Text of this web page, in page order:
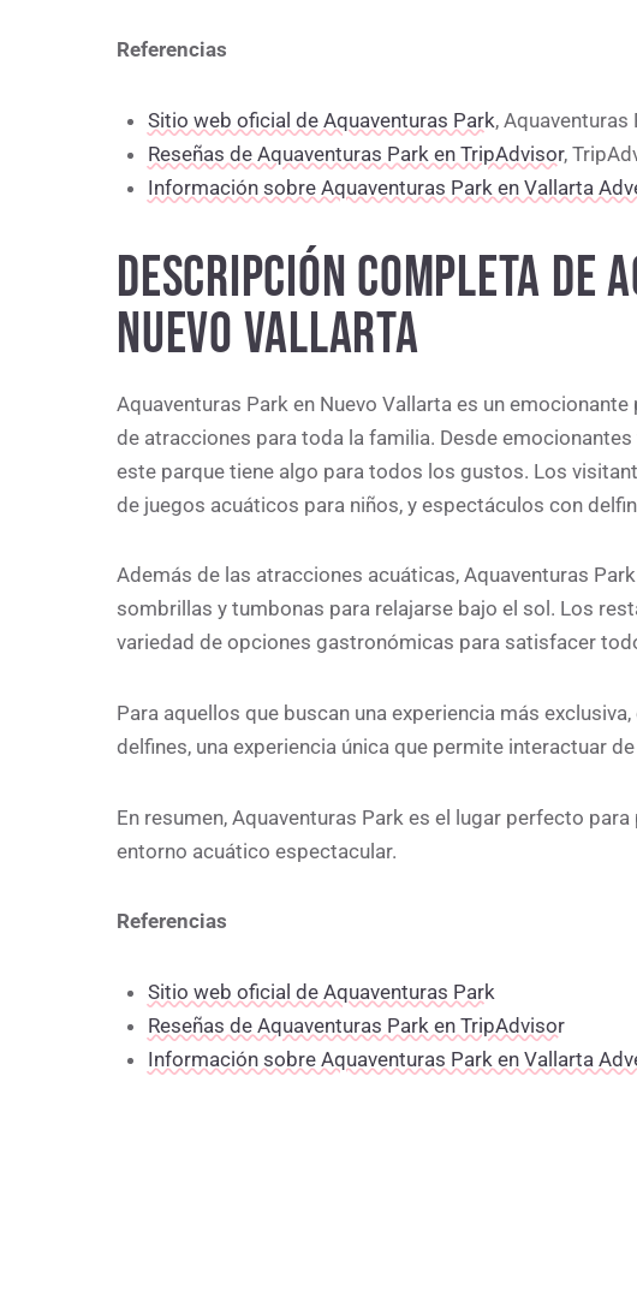
Referencias
Sitio web oficial de Aquaventuras Park, Aquaventuras
Reseñas de Aquaventuras Park en TripAdvisor,
Información sobre Aquaventuras Park en Vallarta
DESCRIPCIÓN COMPLETA DE
NUEVO VALLARTA
Aquaventuras Park en Nuevo Vallarta es un
de atracciones para toda la familia. Desde
este parque tiene algo para todos los gustos. Los
de juegos acuáticos para niños, y espectáculos con
Además de las atracciones acuáticas, Aquaventuras
sombrillas y tumbonas para relajarse bajo el sol. Los
variedad de opciones gastronómicas para satisfacer
Para aquellos que buscan una experiencia más
delfines, una experiencia única que permite interactuar
En resumen, Aquaventuras Park es el lugar perfecto
entorno acuático espectacular.
Referencias
Sitio web oficial de Aquaventuras Park
Reseñas de Aquaventuras Park en TripAdvisor
Información sobre Aquaventuras Park en Vallarta